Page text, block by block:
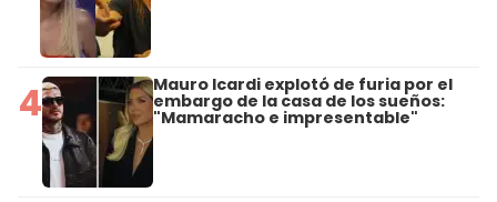
4 Mauro Icardi explotó de furia por el
embargo de la casa de los sueños:
"Mamaracho e impresentable"